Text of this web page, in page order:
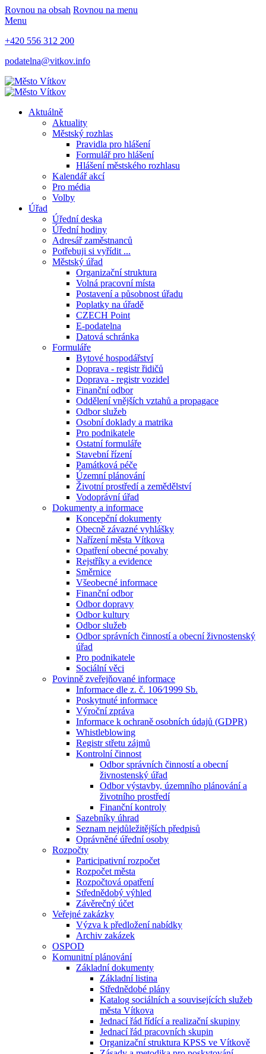
Rovnou na obsah Rovnou na menu
Menu
+420 556 312 200
podatelna@vitkov.info
Aktuálně
Aktuality
Městský rozhlas
Pravidla pro hlášení
Formulář pro hlášení
Hlášení městského rozhlasu
Kalendář akcí
Pro média
Volby
Úřad
Úřední deska
Úřední hodiny
Adresář zaměstnanců
Potřebuji si vyřídit ...
Městský úřad
Organizační struktura
Volná pracovní místa
Postavení a působnost úřadu
Poplatky na úřadě
CZECH Point
E-podatelna
Datová schránka
Formuláře
Bytové hospodářství
Doprava - registr řidičů
Doprava - registr vozidel
Finanční odbor
Oddělení vnějších vztahů a propagace
Odbor služeb
Osobní doklady a matrika
Pro podnikatele
Ostatní formuláře
Stavební řízení
Památková péče
Územní plánování
Životní prostředí a zemědělství
Vodoprávní úřad
Dokumenty a informace
Koncepční dokumenty
Obecně závazné vyhlášky
Nařízení města Vítkova
Opatření obecné povahy
Rejstříky a evidence
Směrnice
Všeobecné informace
Finanční odbor
Odbor dopravy
Odbor kultury
Odbor služeb
Odbor správních činností a obecní živnostenský
úřad
Pro podnikatele
Sociální věci
Povinně zveřejňované informace
Informace dle z. č. 106⁄1999 Sb.
Poskytnuté informace
Výroční zpráva
Informace k ochraně osobních údajů (GDPR)
Whistleblowing
Registr střetu zájmů
Kontrolní činnost
Odbor správních činností a obecní
živnostenský úřad
Odbor výstavby, územního plánování a
životního prostředí
Finanční kontroly
Sazebníky úhrad
Seznam nejdůležitějších předpisů
Oprávněné úřední osoby
Rozpočty
Participativní rozpočet
Rozpočet města
Rozpočtová opatření
Střednědobý výhled
Závěrečný účet
Veřejné zakázky
Výzva k předložení nabídky
Archiv zakázek
OSPOD
Komunitní plánování
Základní dokumenty
Základní listina
Střednědobé plány
Katalog sociálních a souvisejících služeb
města Vítkova
Jednací řád řídící a realizační skupiny
Jednací řád pracovních skupin
Organizační struktura KPSS ve Vítkově